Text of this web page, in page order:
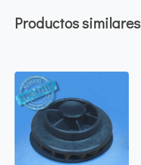
Productos similares